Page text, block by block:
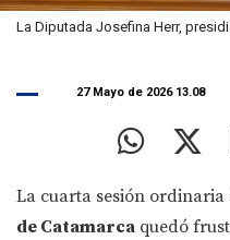
La Diputada Josefina Herr,
27 Mayo de 2026 13.08
La cuarta sesión ordinaria
de Catamarca quedó